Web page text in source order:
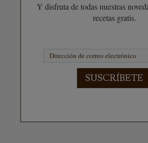
Y disfruta de todas nuestras
recetas gratis.
SUSCRÍBETE